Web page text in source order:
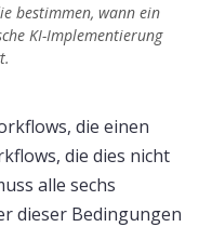
bestimmen, wann ein
KI-Implementierung
die einen
die dies nicht
alle sechs
dieser Bedingungen